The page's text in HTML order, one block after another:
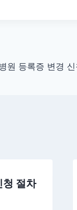
원 등록증 변경
청 절차